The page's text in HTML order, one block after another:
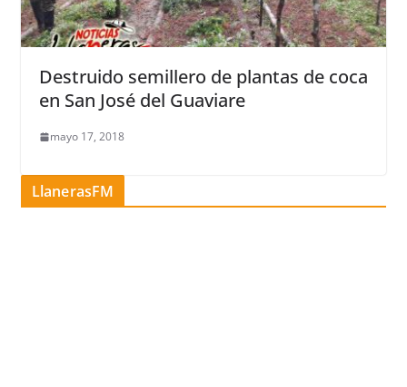
Destruido semillero de plantas de coca
en San José del Guaviare
mayo 17, 2018
LlanerasFM